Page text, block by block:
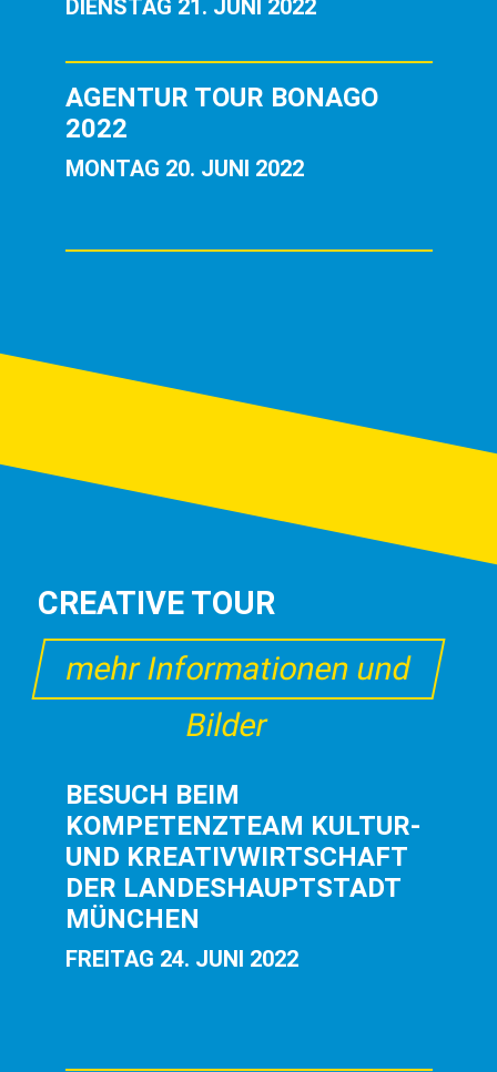
DIENSTAG 21. JUNI 2022
AGENTUR TOUR BONAGO
2022
MONTAG 20. JUNI 2022
CREATIVE TOUR
mehr Informationen und
Bilder
BESUCH BEIM
KOMPETENZTEAM KULTUR-
UND KREATIVWIRTSCHAFT
DER LANDESHAUPTSTADT
MÜNCHEN
FREITAG 24. JUNI 2022